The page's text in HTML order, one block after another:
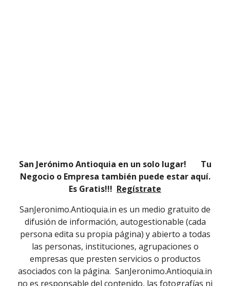
San Jerónimo Antioquia en un solo lugar! Tu
Negocio o Empresa también puede estar aquí.
Es Gratis!!! Regístrate
SanJeronimo.Antioquia.in es un medio gratuito de
difusión de información, autogestionable (cada
persona edita su propia página) y abierto a todas
las personas, instituciones, agrupaciones o
empresas que presten servicios o productos
asociados con la página. SanJeronimo.Antioquia.in
no es responsable del contenido, las fotografías ni